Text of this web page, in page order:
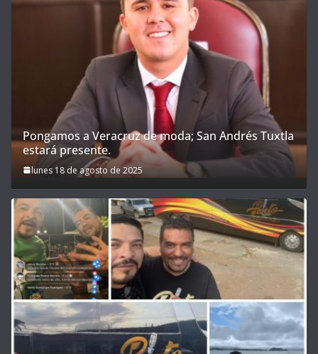
Pongamos a Veracruz de moda; San Andrés Tuxtla
estará presente.
lunes 18 de agosto de 2025